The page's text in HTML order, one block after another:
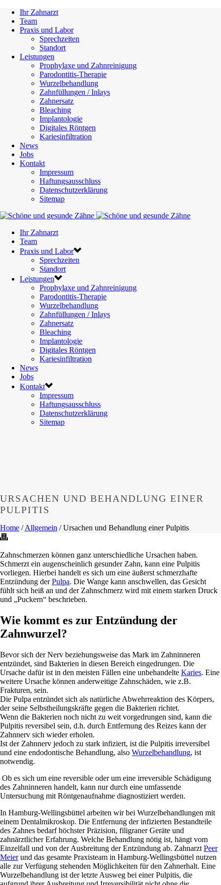
Ihr Zahnarzt
Team
Praxis und Labor
Sprechzeiten
Standort
Leistungen
Prophylaxe und Zahnreinigung
Parodontitis-Therapie
Wurzelbehandlung
Zahnfüllungen / Inlays
Zahnersatz
Bleaching
Implantologie
Digitales Röntgen
Kariesinfiltration
News
Jobs
Kontakt
Impressum
Haftungsausschluss
Datenschutzerklärung
Sitemap
Ihr Zahnarzt
Team
Praxis und Labor
Sprechzeiten
Standort
Leistungen
Prophylaxe und Zahnreinigung
Parodontitis-Therapie
Wurzelbehandlung
Zahnfüllungen / Inlays
Zahnersatz
Bleaching
Implantologie
Digitales Röntgen
Kariesinfiltration
News
Jobs
Kontakt
Impressum
Haftungsausschluss
Datenschutzerklärung
Sitemap
URSACHEN UND BEHANDLUNG EINER
PULPITIS
Home /Allgemein / Ursachen und Behandlung einer Pulpitis
Zahnschmerzen können ganz unterschiedliche Ursachen haben.
Schmerzt ein augenscheinlich gesunder Zahn, kann eine Pulpitis
vorliegen. Hierbei handelt es sich um eine äußerst schmerzhafte
Entzündung derPulpa. Die Wange kann anschwellen, das Gesicht
fühlt sich heiß an und der Zahnschmerz wird mit einem starken Druck
und „Puckern“ beschrieben.
Wie kommt es zur Entzündung der
Zahnwurzel?
Bevor sich der Nerv beziehungsweise das Mark im Zahninneren
entzündet, sind Bakterien in diesen Bereich eingedrungen. Die
Ursache dafür ist in den meisten Fällen eine unbehandelte Karies. Eine
weitere Ursache können anderweitige Zahnschäden, wie z.B.
Frakturen, sein.
Die Pulpa entzündet sich als natürliche Abwehrreaktion des Körpers,
der seine Selbstheilungskräfte gegen die Bakterien richtet.
Wenn die Bakterien noch nicht zu weit vorgedrungen sind, kann die
Pulpitis reversibel sein, d.h. durch Entfernung des Reizes kann der
Zahnnerv sich wieder erholen.
Ist der Zahnnerv jedoch zu stark infiziert, ist die Pulpitis irreversibel
und eine endodontische Behandlung, also Wurzelbehandlung, ist
notwendig.
Ob es sich um eine reversible oder um eine irreversible Schädigung
des Zahninneren handelt, kann nur durch eine umfassende
Untersuchung mit Röntgenaufnahme diagnostiziert werden.
In Hamburg-Wellingsbüttel arbeiten wir bei Wurzelbehandlungen mit
einem Dentalmikroskop. Die Entfernung der infizierten Bestandteile
des Zahnes bedarf höchster Präzision, filigraner Geräte und
zahnärztlicher Erfahrung. Welche Behandlung nötig ist, hängt vom
Einzelfall und von der Ausbreitung der Entzündung ab. Zahnarzt Peer
Meierund das gesamte Praxisteam in Hamburg-Wellingsbüttel nutzen
alle zur Verfügung stehenden Möglichkeiten für den Zahnerhalt. Eine
Wurzelbehandlung ist der letzte Ausweg bei einer Pulpitis, die